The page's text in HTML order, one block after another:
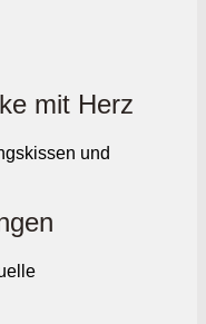
mit Herz
und